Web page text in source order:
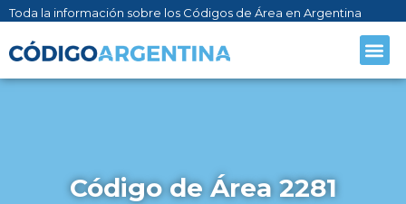
Toda la información sobre los Códigos de Área en Argentina
Código de Área 2281